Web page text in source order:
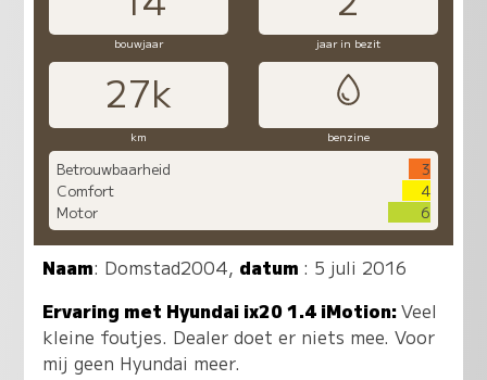
bouwjaar jaar in bezit
27k
km benzine
Betrouwbaarheid
3
Comfort
4
Motor
6
Naam: Domstad2004, datum : 5 juli 2016
Ervaring met Hyundai ix20 1.4 iMotion:Veel
kleine foutjes. Dealer doet er niets mee. Voor
mij geen Hyundai meer.